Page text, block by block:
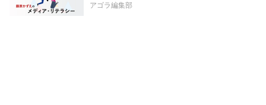
アゴラ編集部